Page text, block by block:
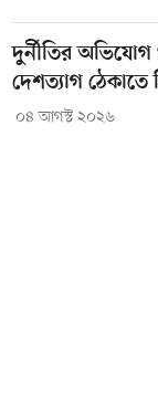
দুর্নীতির
দেশত্যাগ ঠেকাতে
০৪ আগস্ট ২০২৬